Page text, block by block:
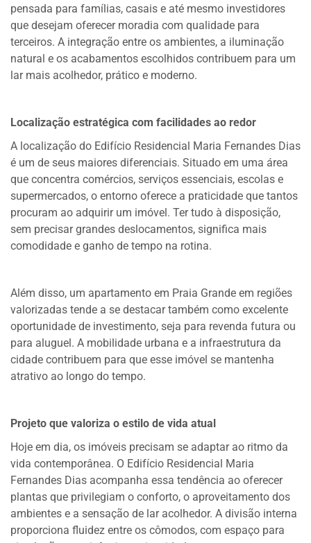
pensada para famílias, casais e até mesmo investidores
que desejam oferecer moradia com qualidade para
terceiros. A integração entre os ambientes, a iluminação
natural e os acabamentos escolhidos contribuem para um
lar mais acolhedor, prático e moderno.
Localização estratégica com facilidades ao redor
A localização do Edifício Residencial Maria Fernandes Dias
é um de seus maiores diferenciais. Situado em uma área
que concentra comércios, serviços essenciais, escolas e
supermercados, o entorno oferece a praticidade que tantos
procuram ao adquirir um imóvel. Ter tudo à disposição,
sem precisar grandes deslocamentos, significa mais
comodidade e ganho de tempo na rotina.
Além disso, um apartamento em Praia Grande em regiões
valorizadas tende a se destacar também como excelente
oportunidade de investimento, seja para revenda futura ou
para aluguel. A mobilidade urbana e a infraestrutura da
cidade contribuem para que esse imóvel se mantenha
atrativo ao longo do tempo.
Projeto que valoriza o estilo de vida atual
Hoje em dia, os imóveis precisam se adaptar ao ritmo da
vida contemporânea. O Edifício Residencial Maria
Fernandes Dias acompanha essa tendência ao oferecer
plantas que privilegiam o conforto, o aproveitamento dos
ambientes e a sensação de lar acolhedor. A divisão interna
proporciona fluidez entre os cômodos, com espaço para